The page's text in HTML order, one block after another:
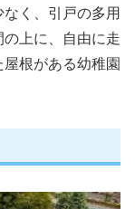
く、引戸の多用
上に、自由に走
根がある幼稚園